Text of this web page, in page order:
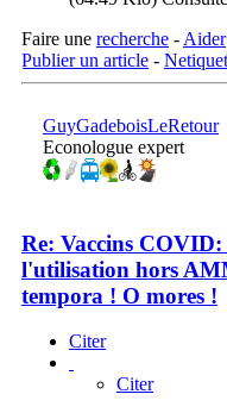
Faire une recherche - Aider
Publier un article -
GuyGadeboisLeRetour
Econologue expert
Re: Vaccins
l'utilisation hors
tempora ! O mores !
Citer
Citer